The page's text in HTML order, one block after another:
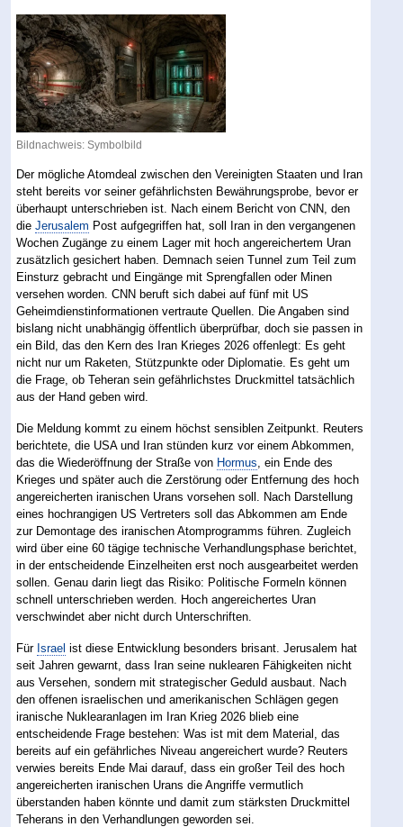
Bildnachweis: Symbolbild
Der mögliche Atomdeal zwischen den Vereinigten Staaten und Iran
steht bereits vor seiner gefährlichsten Bewährungsprobe, bevor er
überhaupt unterschrieben ist. Nach einem Bericht von CNN, den
dieJerusalem Post aufgegriffen hat, soll Iran in den vergangenen
Wochen Zugänge zu einem Lager mit hoch angereichertem Uran
zusätzlich gesichert haben. Demnach seien Tunnel zum Teil zum
Einsturz gebracht und Eingänge mit Sprengfallen oder Minen
versehen worden. CNN beruft sich dabei auf fünf mit US
Geheimdienstinformationen vertraute Quellen. Die Angaben sind
bislang nicht unabhängig öffentlich überprüfbar, doch sie passen in
ein Bild, das den Kern des Iran Krieges 2026 offenlegt: Es geht
nicht nur um Raketen, Stützpunkte oder Diplomatie. Es geht um
die Frage, ob Teheran sein gefährlichstes Druckmittel tatsächlich
aus der Hand geben wird.
Die Meldung kommt zu einem höchst sensiblen Zeitpunkt. Reuters
berichtete, die USA und Iran stünden kurz vor einem Abkommen,
das die Wiederöffnung der Straße von Hormus , ein Ende des
Krieges und später auch die Zerstörung oder Entfernung des hoch
angereicherten iranischen Urans vorsehen soll. Nach Darstellung
eines hochrangigen US Vertreters soll das Abkommen am Ende
zur Demontage des iranischen Atomprogramms führen. Zugleich
wird über eine 60 tägige technische Verhandlungsphase berichtet,
in der entscheidende Einzelheiten erst noch ausgearbeitet werden
sollen. Genau darin liegt das Risiko: Politische Formeln können
schnell unterschrieben werden. Hoch angereichertes Uran
verschwindet aber nicht durch Unterschriften.
Für Israel ist diese Entwicklung besonders brisant. Jerusalem hat
seit Jahren gewarnt, dass Iran seine nuklearen Fähigkeiten nicht
aus Versehen, sondern mit strategischer Geduld ausbaut. Nach
den offenen israelischen und amerikanischen Schlägen gegen
iranische Nuklearanlagen im Iran Krieg 2026 blieb eine
entscheidende Frage bestehen: Was ist mit dem Material, das
bereits auf ein gefährliches Niveau angereichert wurde? Reuters
verwies bereits Ende Mai darauf, dass ein großer Teil des hoch
angereicherten iranischen Urans die Angriffe vermutlich
überstanden haben könnte und damit zum stärksten Druckmittel
Teherans in den Verhandlungen geworden sei.